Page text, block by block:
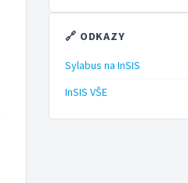
🔗 ODKAZY
Sylabus na InSIS
InSIS VŠE